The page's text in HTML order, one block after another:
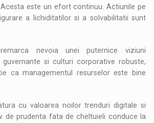
este un efort continuu. Actiunile pe
a lichiditatilor si a solvabilitatii sunt
nevoia unei puternice viziuni
si culturi corporative robuste,
ca managementul resurselor este bine
cu valoarea noilor trenduri digitale si
de prudenta fata de cheltuieli conduce la